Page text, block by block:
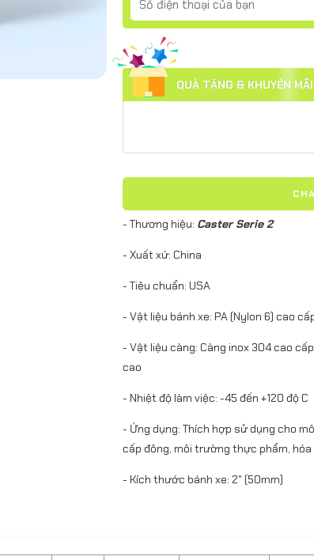
QUÀ TẶNG & KHUYẾN MÃI
- Thương hiệu: Caster Serie 2
- Xuất xứ: China
- Tiêu chuẩn: USA
- Vật liệu bánh xe: PA (Nylon 6) cao
- Vật liệu càng: Càng inox 304 cao
cao
- Nhiệt độ làm việc: -45 đến +120 độ C
- Ứng dụng: Thích hợp sử dụng cho
cấp đông, môi trường thực phẩm,
- Kích thước bánh xe: 2" (50mm)